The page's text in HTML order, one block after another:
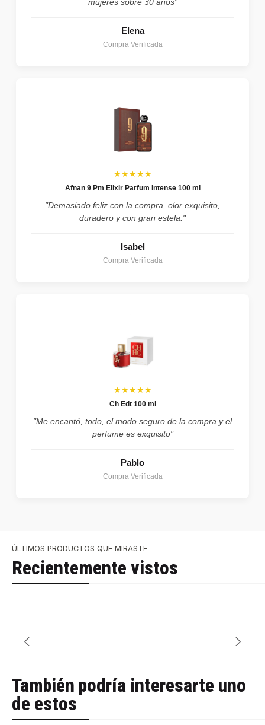
mujeres sobre 30 años"
Elena
Compra Verificada
★★★★★
Afnan 9 Pm Elixir Parfum Intense 100 ml
"Demasiado feliz con la compra, olor exquisito,
duradero y con gran estela."
Isabel
Compra Verificada
★★★★★
Ch Edt 100 ml
"Me encantó, todo, el modo seguro de la compra y el
perfume es exquisito"
Pablo
Compra Verificada
ÚLTIMOS PRODUCTOS QUE MIRASTE
Recientemente vistos
También podría interesarte uno
de estos